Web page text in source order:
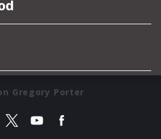
Gregory Porter